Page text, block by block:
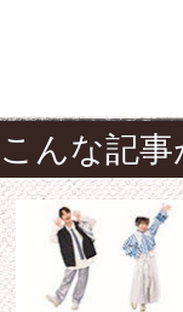
こんな記